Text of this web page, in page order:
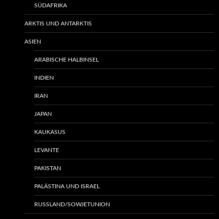
SÜDAFRIKA
ARKTIS UND ANTARKTIS
ASIEN
ARABISCHE HALBINSEL
INDIEN
IRAN
JAPAN
KAUKASUS
LEVANTE
PAKISTAN
PALÄSTINA UND ISRAEL
RUSSLAND/SOWJETUNION